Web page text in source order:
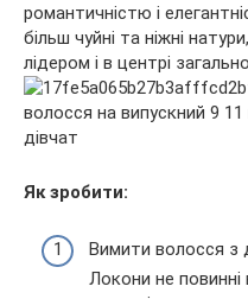
романтичністю і
більш чуйні та ніжні
лідером і в центрі
Як зробити:
Вимити волосся з
Локони не